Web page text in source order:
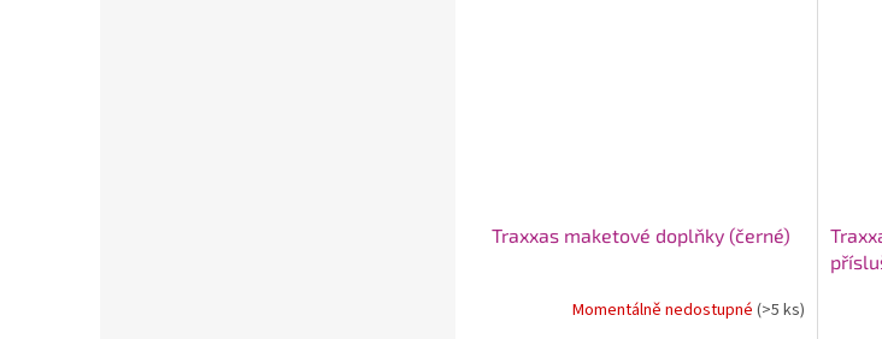
Traxxas maketové doplňky (černé)
Momentálně nedostupné (>5 ks)